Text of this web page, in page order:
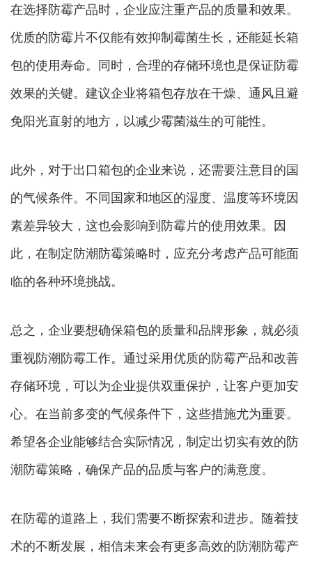
在选择防霉产品时，企业应注重产品的质量和效果。
优质的防霉片不仅能有效抑制霉菌生长，还能延长箱
包的使用寿命。同时，合理的存储环境也是保证防霉
效果的关键。建议企业将箱包存放在干燥、通风且避
免阳光直射的地方，以减少霉菌滋生的可能性。
此外，对于出口箱包的企业来说，还需要注意目的国
的气候条件。不同国家和地区的湿度、温度等环境因
素差异较大，这也会影响到防霉片的使用效果。因
此，在制定防潮防霉策略时，应充分考虑产品可能面
临的各种环境挑战。
总之，企业要想确保箱包的质量和品牌形象，就必须
重视防潮防霉工作。通过采用优质的防霉产品和改善
存储环境，可以为企业提供双重保护，让客户更加安
心。在当前多变的气候条件下，这些措施尤为重要。
希望各企业能够结合实际情况，制定出切实有效的防
潮防霉策略，确保产品的品质与客户的满意度。
在防霉的道路上，我们需要不断探索和进步。随着技
术的不断发展，相信未来会有更多高效的防潮防霉产